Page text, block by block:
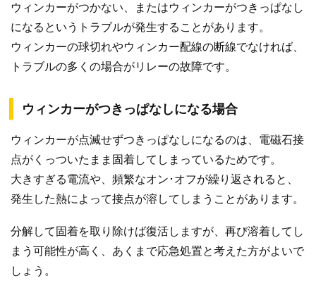
ウィンカーがつかない、またはウィンカーがつきっぱなし
になるというトラブルが発生することがあります。
ウィンカーの球切れやウィンカー配線の断線でなければ、
トラブルの多くの場合がリレーの故障です。
ウィンカーがつきっぱなしになる場合
ウィンカーが点滅せずつきっぱなしになるのは、電磁石接
点がくっついたまま固着してしまっているためです。
大きすぎる電流や、頻繁なオン･オフが繰り返されると、
発生した熱によって接点が溶してしまうことがあります。
分解して固着を取り除けば復活しますが、再び溶着してし
まう可能性が高く、あくまで応急処置と考えた方がよいで
しょう。